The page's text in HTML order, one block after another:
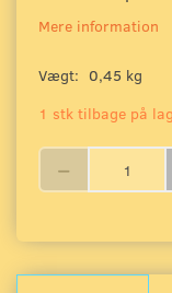
Mere information
Vægt: 0,45 kg
1 stk tilbage på